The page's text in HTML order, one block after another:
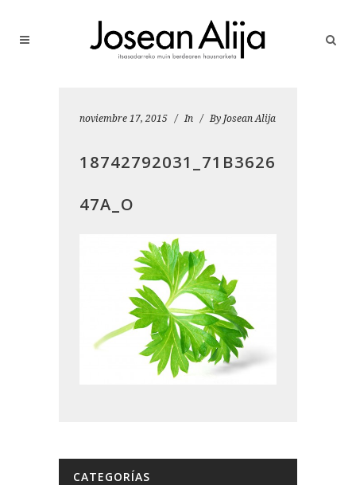
noviembre 17, 2015 In By Josean Alija
18742792031_71B3626
47A_O
CATEGORÍAS